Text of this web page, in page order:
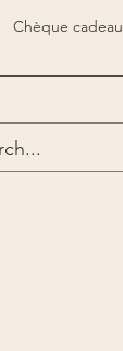
Chèque cadeau